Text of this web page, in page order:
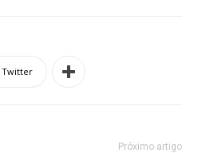
Twitter
Próximo artigo